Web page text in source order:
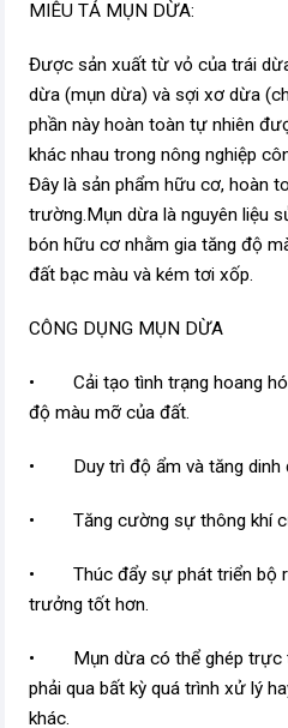
MIÊU TẢ MỤN DỪA:
Được sản xuất từ vỏ của trái
dừa (mụn dừa) và sợi xơ dừa
phần này hoàn toàn tự nhiên
khác nhau trong nông nghiệp
Đây là sản phẩm hữu cơ, hoàn
trường.Mụn dừa là nguyên liệu
bón hữu cơ nhằm gia tăng độ
đất bạc màu và kém tơi xốp.
CÔNG DỤNG MỤN DỪA
• Cải tạo tình trạng hoang
độ màu mỡ của đất.
• Duy trì độ ẩm và tăng dinh
• Tăng cường sự thông khí
• Thúc đẩy sự phát triển bộ
trưởng tốt hơn.
• Mụn dừa có thể ghép trực
phải qua bất kỳ quá trình xử lý
khác.